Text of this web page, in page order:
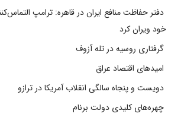
دفتر حفاظت منافع ایران در قاهره: ترامپ
خود ویران کرد
گرفتاری روسیه در تله آزوف
امیدهای اقتصاد عراق
دویست و پنجاه سالگی انقلاب آمریکا در ترازو
چهره‌های کلیدی دولت برنام